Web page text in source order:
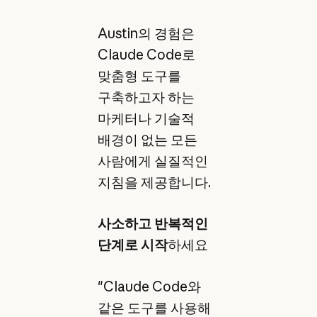
Austin의 경험은
Claude Code로
맞춤형 도구를
구축하고자 하는
마케터나 기술적
배경이 없는 모든
사람에게 실질적인
지침을 제공합니다.
사소하고 반복적인
단계로 시작하세요
"Claude Code와
같은 도구를 사용해